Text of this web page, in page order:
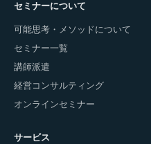
セミナーについて
可能思考・メソッドについて
セミナー一覧
講師派遣
経営コンサルティング
オンラインセミナー
サービス